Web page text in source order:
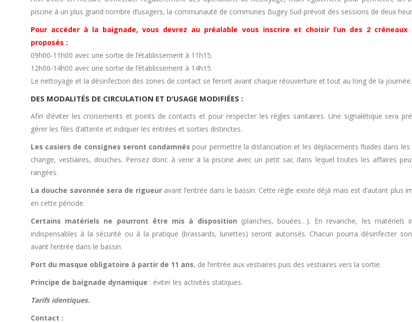
piscine à un plus grand nombre d’usagers, la communauté de communes Bugey Sud prévoit des sessions de deux
Pour accéder à la baignade, vous devrez au préalable vous inscrire et choisir l’un des 2 créneaux
proposés :
09h00-11h00 avec une sortie de l’établissement à 11h15.
12h00-14h00 avec une sortie de l’établissement à 14h15.
Le nettoyage et la désinfection des zones de contact se feront avant chaque réouverture et tout au long de la journée.
DES MODALITÉS DE CIRCULATION ET D’USAGE MODIFIÉES :
Afin d’éviter les croisements et points de contacts et pour respecter les règles sanitaires. Une signalétique sera
gérer les files d’attente et indiquer les entrées et sorties distinctes.
Les casiers de consignes seront condamnés pour permettre la distanciation et les déplacements fluides dans les
change, vestiaires, douches. Pensez donc à venir à la piscine avec un petit sac dans lequel toutes les affaires
rangées.
La douche savonnée sera de rigueuravant l’entrée dans le bassin. Cette règle existe déjà mais est d’autant plus
en cette période.
Certains matériels ne pourront être mis à disposition (planches, bouées…). En revanche, les matériels
indispensables à la sécurité ou à la pratique (brassards, lunettes) seront autorisés. Chacun pourra désinfecter
avant l’entrée dans le bassin.
Port du masque obligatoire à partir de 11 ans, de l’entrée aux vestiaires puis des vestiaires vers la sortie.
Principe de baignade dynamique : éviter les activités statiques.
Tarifs identiques.
Contact :